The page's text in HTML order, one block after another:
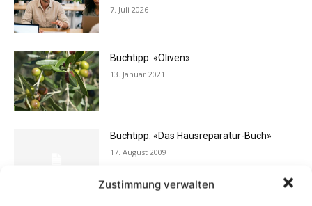
Zustimmung verwalten
7. Juli 2026
Buchtipp: «Oliven»
13. Januar 2021
Buchtipp: «Das Hausreparatur-Buch»
17. August 2009